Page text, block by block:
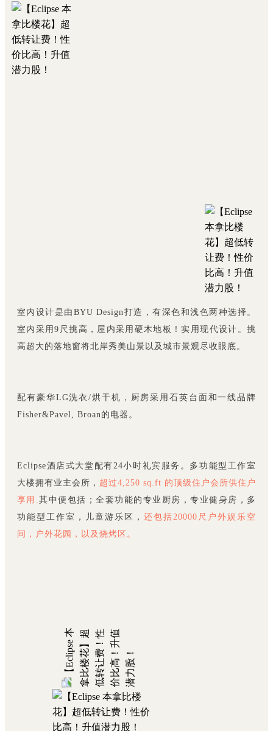
室内设计是由BYU Design打造，有深色和浅色两种选择。
室内采用9尺挑高，屋内采用硬木地板！实用现代设计。挑
高超大的落地窗将北岸秀美山景以及城市景观尽收眼底。
配有豪华LG洗衣/烘干机， 厨房采用石英台面和一线品牌
Fisher&Pavel, Broan的电器。
Eclipse酒店式大堂配有24小时礼宾服务。多功能型工作室
大楼拥有业主会所， 超过4,250 sq.ft 的顶级住户会所供住户
享用.其中便包括；全套功能的专业厨房，专业健身房，多
功能型工作室，儿童游乐区， 还包括20000尺户外娱乐空
间，户外花园，以及烧烤区。